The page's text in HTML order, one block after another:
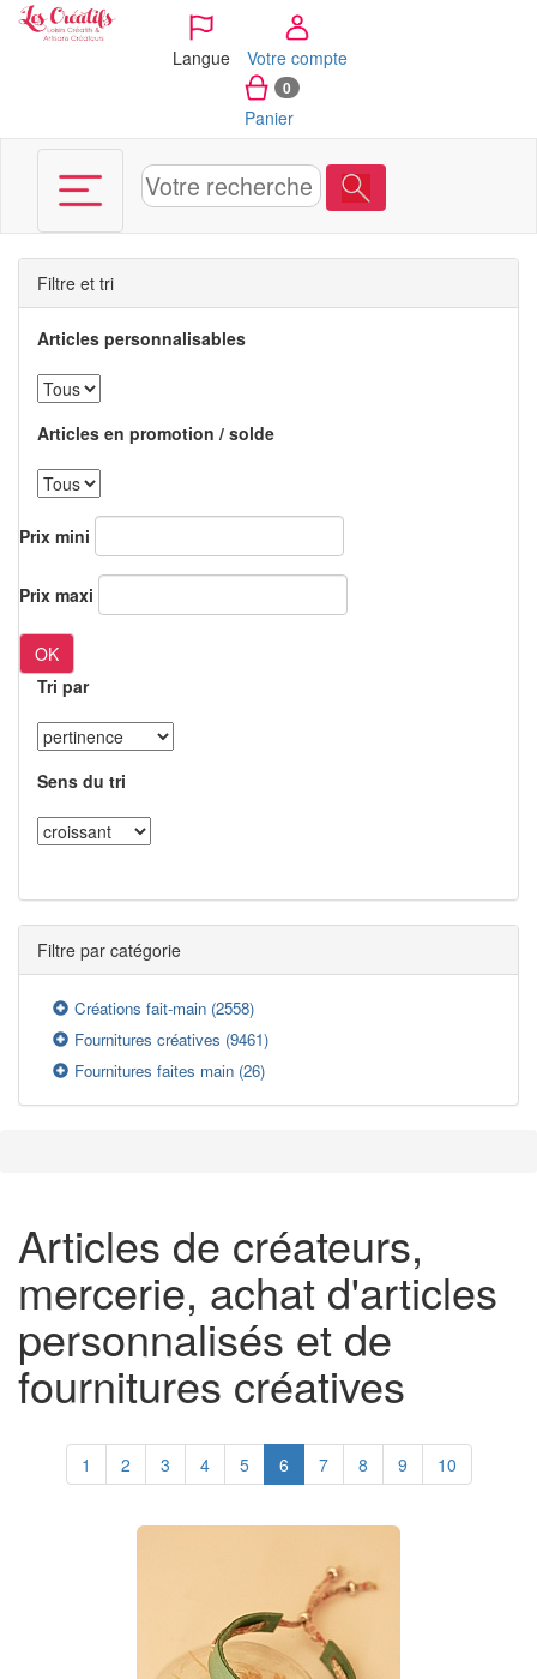
Langue Votre compte
0
Panier
Filtre et tri
Articles personnalisables
Articles en promotion / solde
Prix mini
Prix maxi
OK
Tri par
Sens du tri
Filtre par catégorie
Créations fait-main (2558)
Fournitures créatives (9461)
Fournitures faites main (26)
Articles de créateurs,
mercerie, achat d'articles
personnalisés et de
fournitures créatives
1 2 3 4 5 6 7 8 9 10
Panneau de gestion des cookies